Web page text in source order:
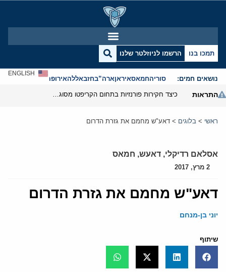
תמכו בנו הרשמו לניוזלטר שלנו
נושאים חמים: סוריהחמאסאיראןארה”בחזבאללהאירופהאנטישמיות
ENGLISH
התראות
ראשי > בלוגים > דאע"ש מחמם את גזרת הדרום
אסלאם רדיקלי, דאעש, חמאס
2 מרץ, 2017
דאע"ש מחמם את גזרת הדרום
יוני בן-מנחם
שיתוף